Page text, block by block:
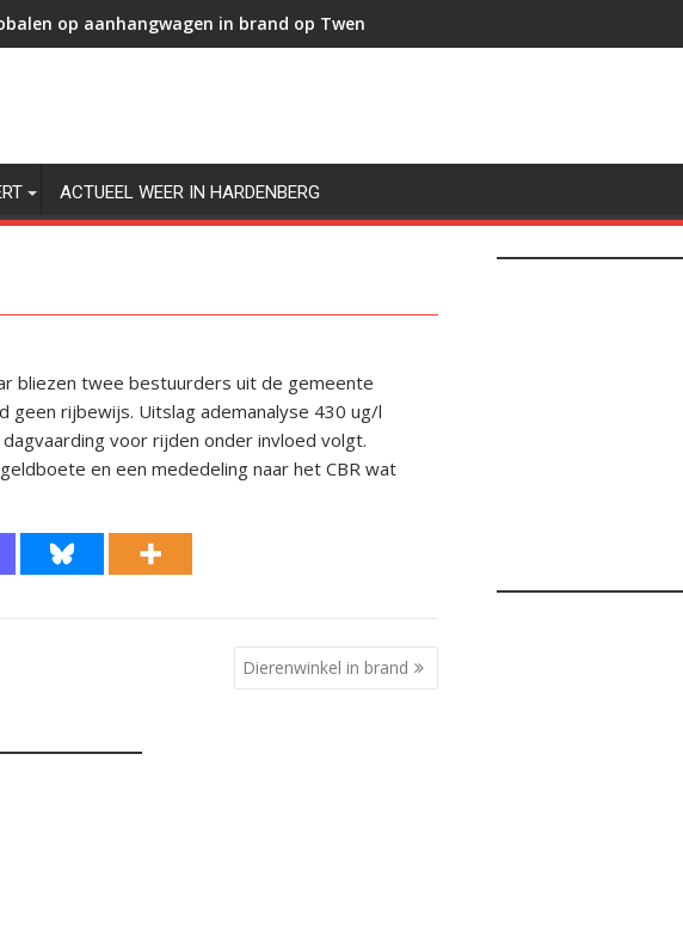
op aanhangwagen in brand op Twenteweg in Hardenberg
ACTUEEL WEER IN HARDENBERG
bliezen twee bestuurders uit de gemeente
rijbewijs. Uitslag ademanalyse 430 ug/l
voor rijden onder invloed volgt.
en een mededeling naar het CBR wat
Dierenwinkel in brand